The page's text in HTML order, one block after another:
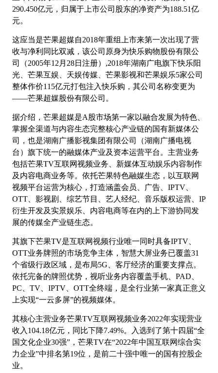
290.450亿元，归属于上市公司股东的净资产为188.51亿
元。
这应当是芒果超媒自2018年重组上市来第一次出现了营
收与净利同比双减，该公司原身为快乐购物股份有限公
司（2005年12月28日注册）,2018年湖南广电旗下快乐阳
光、芒果互娱、天娱传媒、芒果影视和芒果娱乐5家公司
整体作价115亿元打包注入快乐购，其公司名称变更为
——芒果超媒股份有限公司。
据介绍，芒果超媒是A股市场第一家以融合发展为特色、
掌握全渠道与内容生态完整核心产业链的国有新媒体公
司，也是湖南广播影视集团有限公司（湖南广播电视
台）旗下统一的融媒体产业及资本运营平台。主营业务
包括芒果TV互联网视频业务、新媒体互动娱乐内容制作
及内容电商业务等。依托芒果特色融媒生态，以互联网
视频平台运营为核心，打造涵盖会员、广告、IPTV、
OTT、影视剧、综艺节目、艺人经纪、音乐版权运营、IP
衍生开发及实景娱乐、内容电商等在内的上下游协同发
展的传媒全产业链生态。
其旗下芒果TV是互联网视频行业唯一同时具备IPTV、
OTT业务牌照的市场竞争主体，智慧大屏业务已覆盖31
个省级行政区域，是布局5G、客厅经济的重要支撑点。
依托完备的牌照优势，视听业务内容覆盖手机、PAD、
PC、TV、IPTV、OTT全终端，是全行业第一家真正意义
上实现“一云多屏”的视频媒体。
其核心主营业务芒果TV互联网视频业务2022年实现营业
收入104.18亿元，同比下降7.49%。入选到了第十四届“全
国文化企业30强”，芒果TV在“2022年中国互联网综合实
力企业”中排名第19位，是前二十强中唯一的国有控股企
业。